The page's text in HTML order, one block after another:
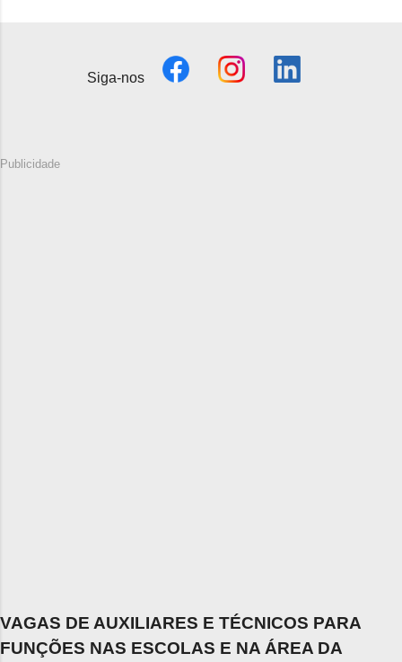
Siga-nos
Publicidade
VAGAS DE AUXILIARES E TÉCNICOS PARA
FUNÇÕES NAS ESCOLAS E NA ÁREA DA